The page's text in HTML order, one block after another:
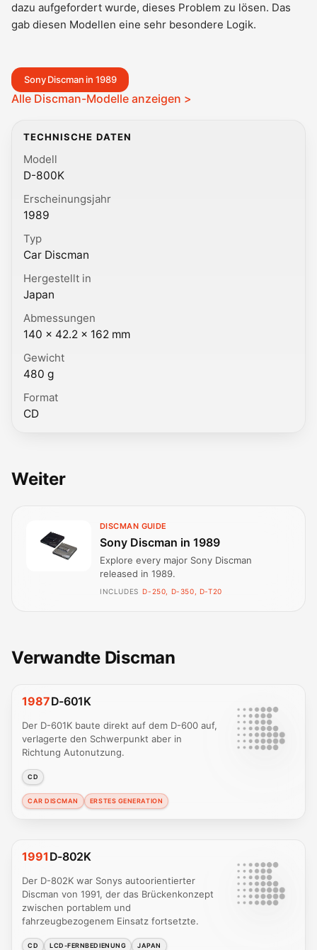
dazu aufgefordert wurde, dieses Problem zu lösen. Das
gab diesen Modellen eine sehr besondere Logik.
Sony Discman in 1989
Alle Discman-Modelle anzeigen >
TECHNISCHE DATEN
Modell
D-800K
Erscheinungsjahr
1989
Typ
Car Discman
Hergestellt in
Japan
Abmessungen
140 × 42.2 × 162 mm
Gewicht
480 g
Format
CD
Weiter
DISCMAN GUIDE
Sony Discman in 1989
Explore every major Sony Discman
released in 1989.
INCLUDES D-250, D-350, D-T20
Verwandte Discman
1987D-601K
Der D-601K baute direkt auf dem D-600 auf,
verlagerte den Schwerpunkt aber in
Richtung Autonutzung.
CD
CAR DISCMAN ERSTES GENERATION
1991 D-802K
Der D-802K war Sonys autoorientierter
Discman von 1991, der das Brückenkonzept
zwischen portablem und
fahrzeugbezogenem Einsatz fortsetzte.
CD LCD-FERNBEDIENUNG JAPAN